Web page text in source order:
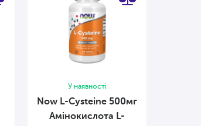
У наявності
Now L-Cysteine ​​500мг
Амінокислота L-